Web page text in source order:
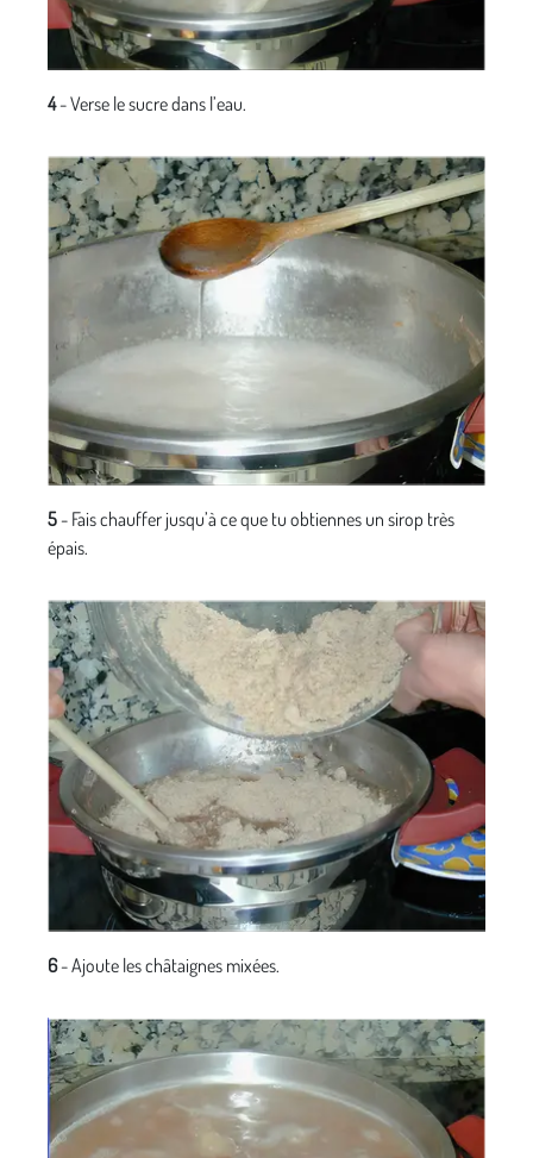
4- Verse le sucre dans l’eau.
5- Fais chauffer jusqu’à ce que tu obtiennes un sirop très
épais.
6- Ajoute les châtaignes mixées.